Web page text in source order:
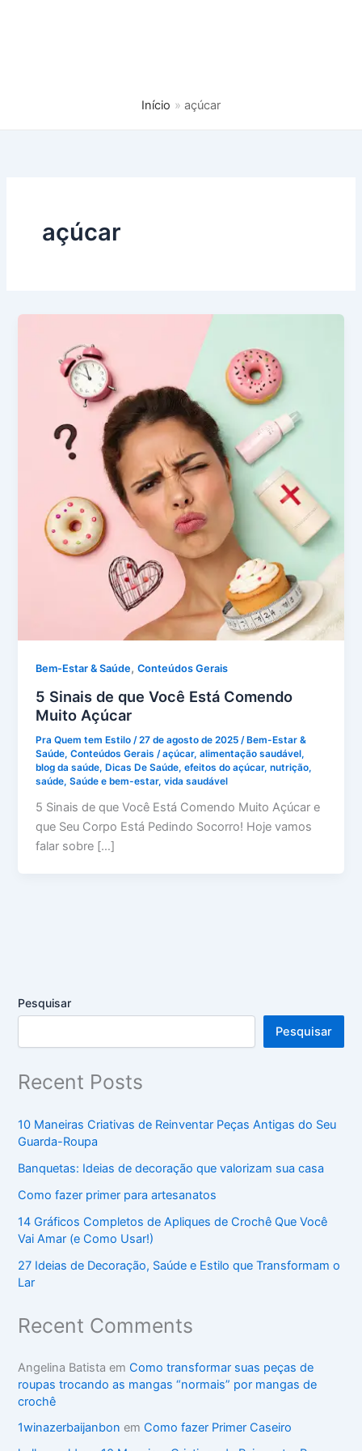
Início açúcar
açúcar
Bem-Estar & Saúde,Conteúdos Gerais
5 Sinais de que Você Está Comendo
Muito Açúcar
Pra Quem tem Estilo /27 de agosto de 2025 /Bem-Estar &
Saúde,Conteúdos Gerais /açúcar,alimentação saudável,
blog da saúde,Dicas De Saúde,efeitos do açúcar,nutrição,
saúde,Saúde e bem-estar,vida saudável
5 Sinais de que Você Está Comendo Muito Açúcar e
que Seu Corpo Está Pedindo Socorro! Hoje vamos
falar sobre […]
Pesquisar
Pesquisar
Recent Posts
10 Maneiras Criativas de Reinventar Peças Antigas do Seu
Guarda-Roupa
Banquetas: Ideias de decoração que valorizam sua casa
Como fazer primer para artesanatos
14 Gráficos Completos de Apliques de Crochê Que Você
Vai Amar (e Como Usar!)
27 Ideias de Decoração, Saúde e Estilo que Transformam o
Lar
Recent Comments
Angelina Batista em Como transformar suas peças de
roupas trocando as mangas “normais” por mangas de
crochê
1winazerbaijanbon em Como fazer Primer Caseiro